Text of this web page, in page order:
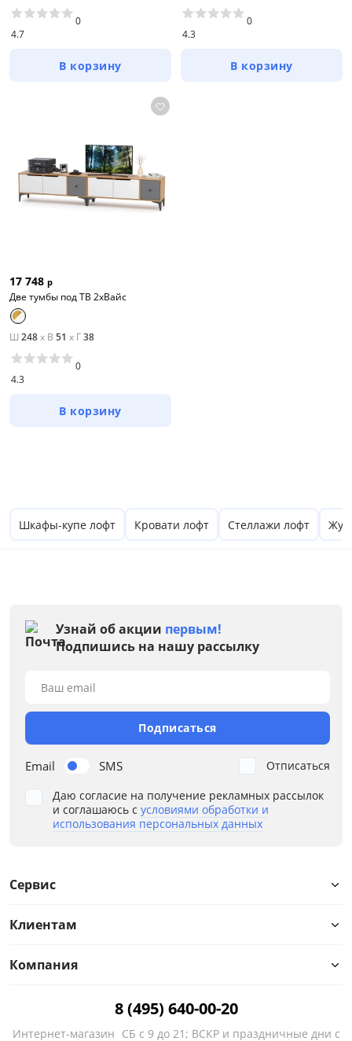
Серый
Коричневый
Размер
Ширина, см
от до
Глубина, см
Высота, см
от
4.7
0
В корзину
4.3
0
В корзину
17 748 р
Две тумбы под ТВ 2хВайс
Ш 248x В 51 x Г38
4.3
0
В корзину
Шкафы-купе лофт Кровати лофт Стеллажи лофт
Узнай об акции первым!
Подпишись на нашу рассылку
Email SMS
Ваш email
Подписаться
Даю согласие на получение рекламных рассылок
и соглашаюсь с условиями обработки и
использования персональных данных
Отписаться
Сервис
Клиентам
Компания
8 (495) 640-00-20
Интернет-магазин СБ с 9 до 21; ВСКР и праздничные дни с